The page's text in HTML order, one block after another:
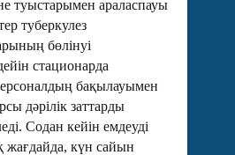
туыстарымен араласпауы
туберкулез
бөлінуі
стационарда
бақылауымен
дәрілік заттарды
Содан кейін емдеуді
жағдайда, күн сайын